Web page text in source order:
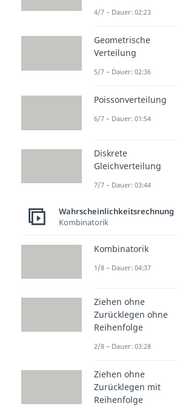
4/7 – Dauer: 02:23
Geometrische
Verteilung
5/7 – Dauer: 02:36
Poissonverteilung
6/7 – Dauer: 01:54
Diskrete
Gleichverteilung
7/7 – Dauer: 03:44
Wahrscheinlichkeitsrechnung
Kombinatorik
Kombinatorik
1/8 – Dauer: 04:37
Ziehen ohne
Zurücklegen ohne
Reihenfolge
2/8 – Dauer: 03:28
Ziehen ohne
Zurücklegen mit
Reihenfolge